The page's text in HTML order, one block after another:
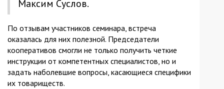
Максим Суслов.
По отзывам участников семинара, встреча
оказалась для них полезной. Председатели
кооперативов смогли не только получить четкие
инструкции от компетентных специалистов, но и
задать наболевшие вопросы, касающиеся специфики
их товариществ.